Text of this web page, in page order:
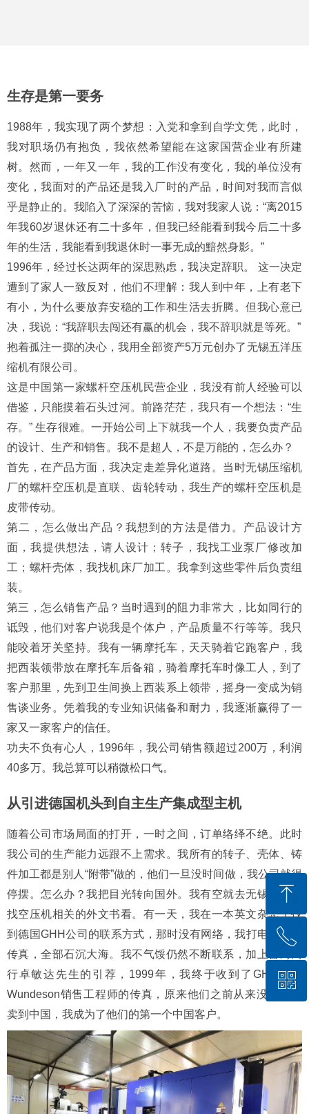
生存是第一要务
1988年，我实现了两个梦想：入党和拿到自学文凭，此时，
我对职场仍有抱负，我依然希望能在这家国营企业有所建
树。然而，一年又一年，我的工作没有变化，我的单位没有
变化，我面对的产品还是我入厂时的产品，时间对我而言似
乎是静止的。我陷入了深深的苦恼，我对我家人说：“离2015
年我60岁退休还有二十多年，但我已经能看到我今后二十多
年的生活，我能看到我退休时一事无成的黯然身影。”
1996年，经过长达两年的深思熟虑，我决定辞职。 这一决定
遭到了家人一致反对，他们不理解：我人到中年，上有老下
有小，为什么要放弃安稳的工作和生活去折腾。但我心意已
决，我说：“我辞职去闯还有赢的机会，我不辞职就是等死。”
抱着孤注一掷的决心，我用全部资产5万元创办了无锡五洋压
缩机有限公司。
这是中国第一家螺杆空压机民营企业，我没有前人经验可以
借鉴，只能摸着石头过河。前路茫茫，我只有一个想法：“生
存。” 生存很难。一开始公司上下就我一个人，我要负责产品
的设计、生产和销售。我不是超人，不是万能的，怎么办？
首先，在产品方面，我决定走差异化道路。当时无锡压缩机
厂的螺杆空压机是直联、齿轮转动，我生产的螺杆空压机是
皮带传动。
第二，怎么做出产品？我想到的方法是借力。产品设计方
面，我提供想法，请人设计；转子，我找工业泵厂修改加
工；螺杆壳体，我找机床厂加工。我拿到这些零件后负责组
装。
第三，怎么销售产品？当时遇到的阻力非常大，比如同行的
诋毁，他们对客户说我是个体户，产品质量不行等等。我只
能咬着牙关坚持。我有一辆摩托车，天天骑着它跑客户，我
把西装领带放在摩托车后备箱，骑着摩托车时像工人，到了
客户那里，先到卫生间换上西装系上领带，摇身一变成为销
售谈业务。凭着我的专业知识储备和耐力，我逐渐赢得了一
家又一家客户的信任。
功夫不负有心人，1996年，我公司销售额超过200万，利润
40多万。我总算可以稍微松口气。
从引进德国机头到自主生产集成型主机
随着公司市场局面的打开，一时之间，订单络绎不绝。此时
我公司的生产能力远跟不上需求。我所有的转子、壳体、铸
件加工都是别人“附带”做的，他们一旦没时间做，我公司就得
停摆。怎么办？我把目光转向国外。我有空就去无锡图书馆
找空压机相关的外文书看。有一天，我在一本英文杂志上找
到德国GHH公司的联系方式，那时没有网络，我打电话、发
传真，全部石沉大海。我不气馁仍然不断联系，加上台湾同
行卓敏达先生的引荐，1999年，我终于收到了GHH一位
Wundeson销售工程师的传真，原来他们之前从来没把产品
卖到中国，我成为了他们的第一个中国客户。
ꁸ
回到顶部
ꂅ
400-885-0799
ꀥ